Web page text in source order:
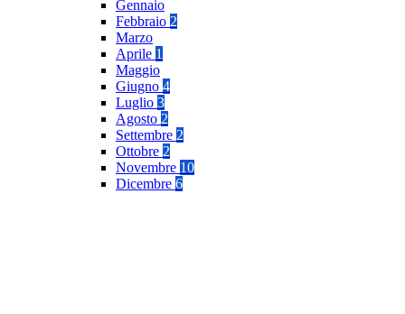
Gennaio
Febbraio 2
Marzo
Aprile 1
Maggio
Giugno 4
Luglio 3
Agosto 2
Settembre 2
Ottobre 2
Novembre 10
Dicembre 6